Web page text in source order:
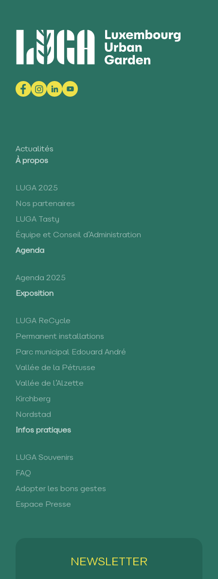
Actualités
À propos
LUGA 2025
Nos partenaires
LUGA Tasty
Équipe et Conseil d’Administration
Agenda
Agenda 2025
Exposition
LUGA ReCycle
Permanent installations
Parc municipal Edouard André
Vallée de la Pétrusse
Vallée de l’Alzette
Kirchberg
Nordstad
Infos pratiques
LUGA Souvenirs
FAQ
Adopter les bons gestes
Espace Presse
NEWSLETTER